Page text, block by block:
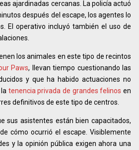
ajardinadas cercanas. La policía actuó
después del escape, los agentes lo
El operativo incluyó también el uso de
los animales en este tipo de recintos
Paws, llevan tiempo cuestionando las
y que ha habido actuaciones no
tenencia privada de grandes felinos en
definitivos de este tipo de centros.
sus asistentes están bien capacitados,
cómo ocurrió el escape. Visiblemente
y la opinión pública exigen ahora una